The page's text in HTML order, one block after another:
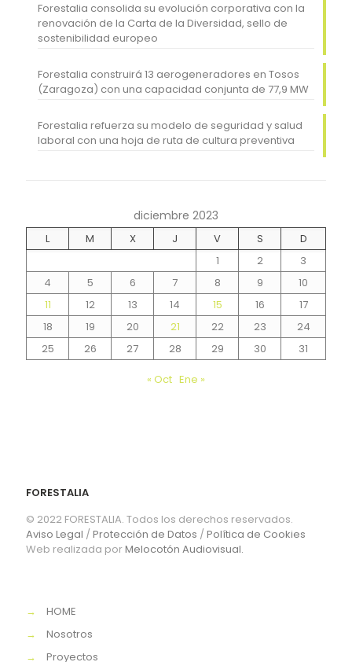
Forestalia consolida su evolución corporativa con la
renovación de la Carta de la Diversidad, sello de
sostenibilidad europeo
Forestalia construirá 13 aerogeneradores en Tosos
(Zaragoza) con una capacidad conjunta de 77,9 MW
Forestalia refuerza su modelo de seguridad y salud
laboral con una hoja de ruta de cultura preventiva
diciembre 2023
L M X J V S
D
1
2
3
4
5 6 7 8 9
10
11
12 13 14 15 16
17
18
19 20 21 22 23
24
25
26 27 28 29 30 31
« Oct Ene »
FORESTALIA
© 2022 FORESTALIA. Todos los derechos reservados.
Aviso Legal / Protección de Datos / Política de Cookies
Web realizada porMelocotón Audiovisual.
→
HOME
→
Nosotros
→
Proyectos